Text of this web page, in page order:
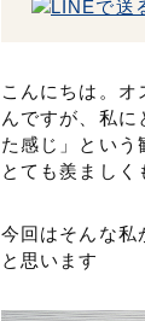
こんにちは。
んですが、私
た感じ」とい
とても羨ましく
今回はそんな私
と思います